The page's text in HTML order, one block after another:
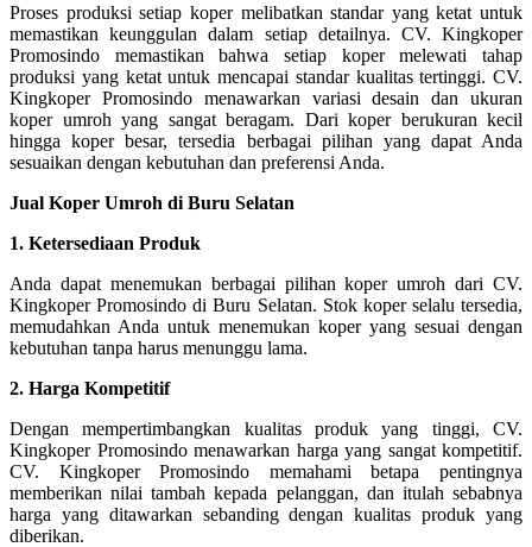
Proses produksi setiap koper melibatkan standar yang ketat untuk
memastikan keunggulan dalam setiap detailnya. CV. Kingkoper
Promosindo memastikan bahwa setiap koper melewati tahap
produksi yang ketat untuk mencapai standar kualitas tertinggi. CV.
Kingkoper Promosindo menawarkan variasi desain dan ukuran
koper umroh yang sangat beragam. Dari koper berukuran kecil
hingga koper besar, tersedia berbagai pilihan yang dapat Anda
sesuaikan dengan kebutuhan dan preferensi Anda.
Jual Koper Umroh di Buru Selatan
1. Ketersediaan Produk
Anda dapat menemukan berbagai pilihan koper umroh dari CV.
Kingkoper Promosindo di Buru Selatan. Stok koper selalu tersedia,
memudahkan Anda untuk menemukan koper yang sesuai dengan
kebutuhan tanpa harus menunggu lama.
2. Harga Kompetitif
Dengan mempertimbangkan kualitas produk yang tinggi, CV.
Kingkoper Promosindo menawarkan harga yang sangat kompetitif.
CV. Kingkoper Promosindo memahami betapa pentingnya
memberikan nilai tambah kepada pelanggan, dan itulah sebabnya
harga yang ditawarkan sebanding dengan kualitas produk yang
diberikan.